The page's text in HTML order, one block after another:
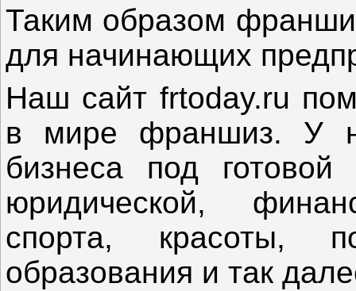
Таким образом
для начинающих
Наш сайт frtoday.ru
в мире франшиз. У
бизнеса под
юридической,
спорта, красоты,
образования и так